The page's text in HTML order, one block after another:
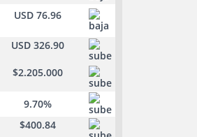
USD 76.96
USD 326.90
$2.205.000
9.70%
$400.84